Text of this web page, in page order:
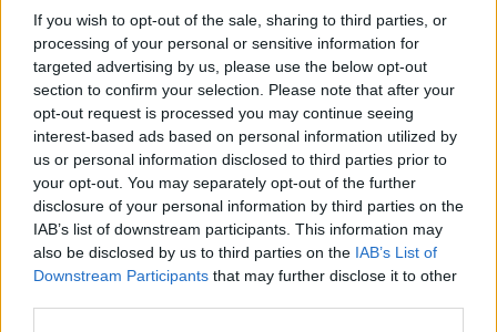
If you wish to opt-out of the sale, sharing to third parties, or
processing of your personal or sensitive information for
targeted advertising by us, please use the below opt-out
section to confirm your selection. Please note that after your
opt-out request is processed you may continue seeing
interest-based ads based on personal information utilized by
us or personal information disclosed to third parties prior to
your opt-out. You may separately opt-out of the further
disclosure of your personal information by third parties on the
IAB’s list of downstream participants. This information may
also be disclosed by us to third parties on the IAB’s List of
Downstream Participants that may further disclose it to other
Προσοχή όσες λύσεις μισθωτηρίων δεν υποβληθούν
έως 31 Ιανουαρίου 2021 θα θεωρούνται ενεργά.
7) Παράταση της δυνατότητας επανένταξης υπό
όρους, των οφειλετών σε ρυθμίσεις τμηματικής
καταβολής για βεβαιωμένες οφειλές
Οφειλέτες με οφειλές βεβαιωμένες στις Δημόσιες